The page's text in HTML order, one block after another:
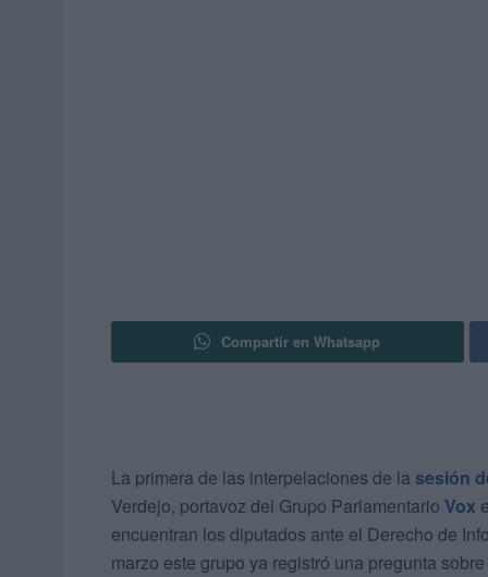
Compartir en Whatsapp
La primera de las interpelaciones de la sesión
Verdejo, portavoz del Grupo Parlamentario Vox
encuentran los diputados ante el Derecho de
marzo este grupo ya registró una pregunta